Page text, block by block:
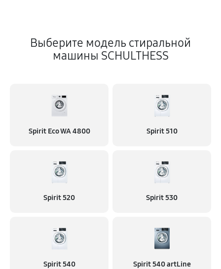
Выберите модель стиральной
машины SCHULTHESS
Spirit Eco WA 4800 Spirit 510
Spirit 520 Spirit 530
Spirit 540 Spirit 540 artLine